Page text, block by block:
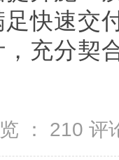
快速交
充分契
： 210 评